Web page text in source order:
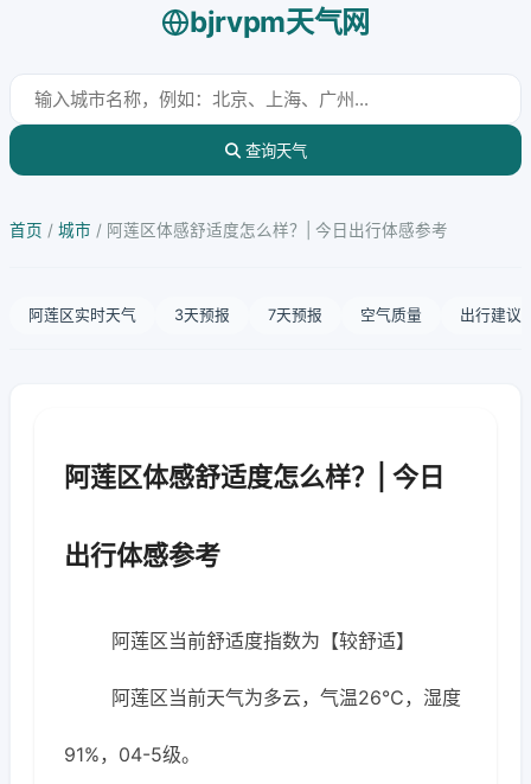
bjrvpm天气网
查询天气
首页 / 城市 / 阿莲区体感舒适度怎么样？| 今日出行体感参考
阿莲区实时天气 3天预报 7天预报 空气质量 出行建议
阿莲区体感舒适度怎么样？| 今日
出行体感参考
阿莲区当前舒适度指数为【较舒适】
阿莲区当前天气为多云，气温26℃，湿度
91%，04-5级。